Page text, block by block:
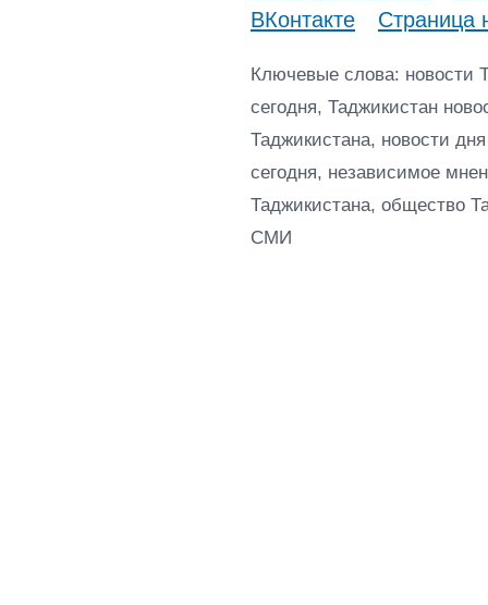
ВКонтакте
Страница
Ключевые слова: новости
сегодня, Таджикистан
Таджикистана, новости
сегодня, независимое
Таджикистана, общество
СМИ